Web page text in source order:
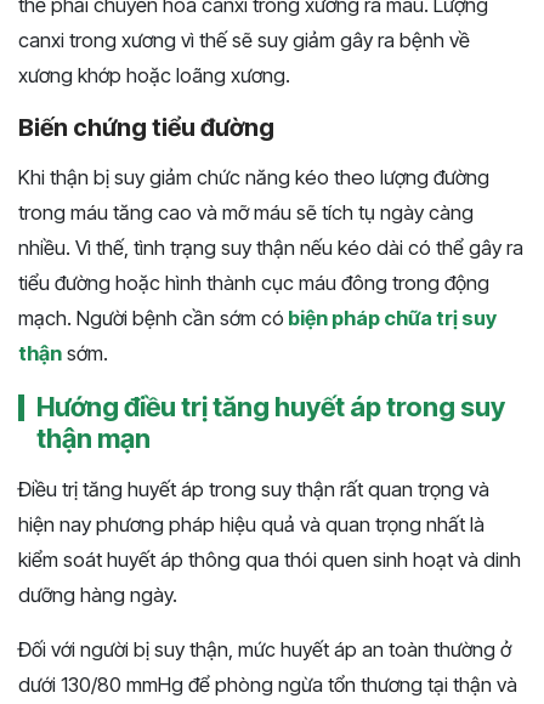
thể phải chuyển hóa canxi trong xương ra máu. Lượng
canxi trong xương vì thế sẽ suy giảm gây ra bệnh về
xương khớp hoặc loãng xương.
Biến chứng tiểu đường
Khi thận bị suy giảm chức năng kéo theo lượng đường
trong máu tăng cao và mỡ máu sẽ tích tụ ngày càng
nhiều. Vì thế, tình trạng suy thận nếu kéo dài có thể gây ra
tiểu đường hoặc hình thành cục máu đông trong động
mạch. Người bệnh cần sớm có biện pháp chữa trị suy
thận sớm.
Hướng điều trị tăng huyết áp trong suy
thận mạn
Điều trị tăng huyết áp trong suy thận rất quan trọng và
hiện nay phương pháp hiệu quả và quan trọng nhất là
kiểm soát huyết áp thông qua thói quen sinh hoạt và dinh
dưỡng hàng ngày.
Đối với người bị suy thận, mức huyết áp an toàn thường ở
dưới 130/80 mmHg để phòng ngừa tổn thương tại thận và